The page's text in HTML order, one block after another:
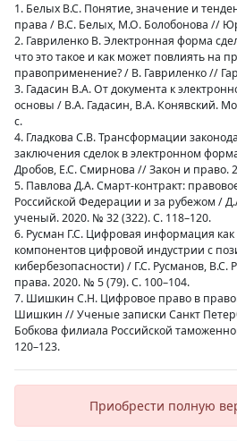
1. Белых В.С. Понятие, значение и
права / В.С. Белых, М.О. Болобонова //
2. Гавриленко В. Электронная форма
что это такое и как может повлиять на
правоприменение? / В. Гавриленко //
3. Гадасин В.А. От документа к
основы / В.А. Гадасин, В.А. Конявский.
с.
4. Гладкова С.В. Трансформации
заключения сделок в электронном
Дробов, Е.С. Смирнова // Закон и право.
5. Павлова Д.А. Смарт-контракт:
Российской Федерации и за рубежом /
ученый. 2020. № 32 (322). С. 118–120.
6. Русман Г.С. Цифровая информация
компонентов цифровой индустрии с
кибербезопасности) / Г.С. Русманов,
права. 2020. № 5 (79). С. 100–104.
7. Шишкин С.Н. Цифровое право в
Шишкин // Ученые записки Санкт
Бобкова филиала Российской
120–123.
Приобрести полную